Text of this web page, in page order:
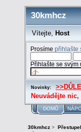
30kmhcz
Vítejte, Host
Prosímepřihlašte
Přihlašte se svým
Novinky:
Neuvádějte
DOMŮ
30kmhcz >